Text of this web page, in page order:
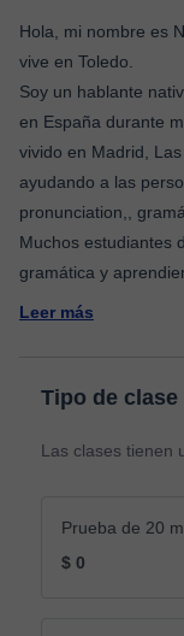
Hola, mi nombre es
vive en Toledo.
Soy un hablante
en España durante
vivido en Madrid,
ayudando a las
pronunciation,,
Muchos estudiantes
gramática y
Leer más
Tipo de clase
Las clases tienen
Prueba de 20
$ 0